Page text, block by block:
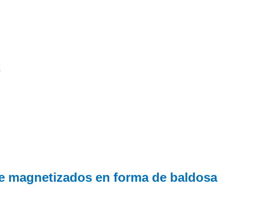
magnetizados en forma de baldosa